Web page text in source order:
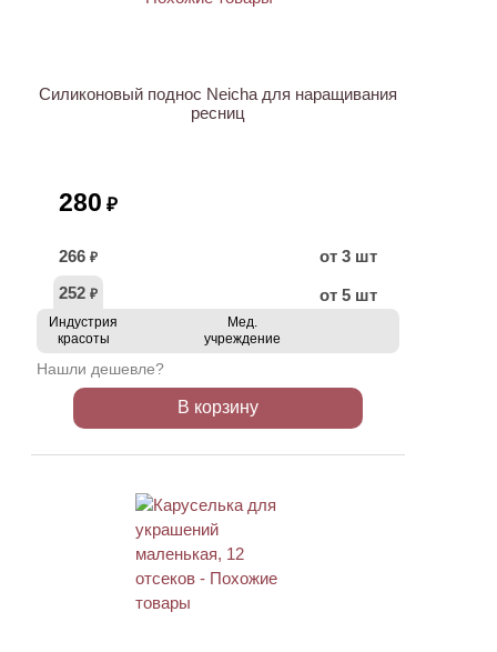
Силиконовый поднос Neicha для наращивания
ресниц
280 ₽
266 ₽
от 3 шт
252 ₽ от 5 шт
Индустрия
красоты
Мед.
учреждение
Нашли дешевле?
В корзину